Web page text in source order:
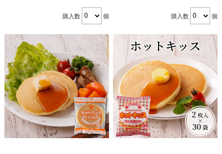
購入数 個 購入数 個